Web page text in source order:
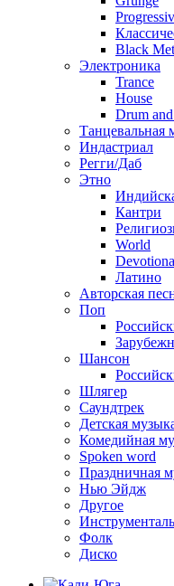
Black
Электроника
Trance
House
Drum
Танцевальная
Индастриал
Регги/Даб
Этно
Кантри
World
Латино
Авторская
Поп
Шансон
Шлягер
Саундтрек
Детская
Комедийная
Spoken word
Праздничная
Нью Эйдж
Другое
Фолк
Диско